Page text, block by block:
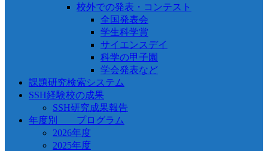
校外での発表・コンテスト
全国発表会
学生科学賞
サイエンスデイ
科学の甲子園
学会発表など
課題研究検索システム
SSH経験校の成果
SSH研究成果報告
年度別 プログラム
2026年度
2025年度